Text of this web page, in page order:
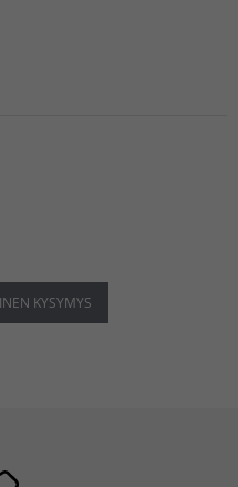
KYSYMYS